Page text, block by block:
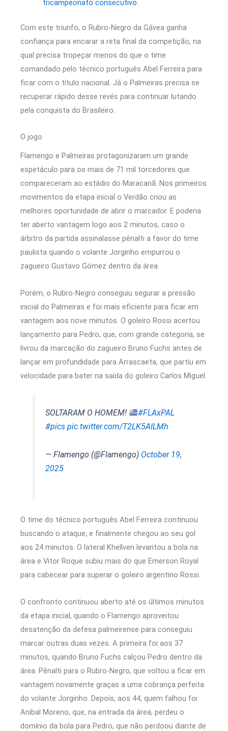
tricampeonato consecutivo.
Com este triunfo, o Rubro-Negro da Gávea ganha
confiança para encarar a reta final da competição, na
qual precisa tropeçar menos do que o time
comandado pelo técnico português Abel Ferreira para
ficar com o título nacional. Já o Palmeiras precisa se
recuperar rápido desse revés para continuar lutando
pela conquista do Brasileiro.
O jogo
Flamengo e Palmeiras protagonizaram um grande
espetáculo para os mais de 71 mil torcedores que
compareceram ao estádio do Maracanã. Nos primeiros
movimentos da etapa inicial o Verdão criou as
melhores oportunidade de abrir o marcador. E poderia
ter aberto vantagem logo aos 2 minutos, caso o
árbitro da partida assinalasse pênalti a favor do time
paulista quando o volante Jorginho empurrou o
zagueiro Gustavo Gómez dentro da área.
Porém, o Rubro-Negro conseguiu segurar a pressão
inicial do Palmeiras e foi mais eficiente para ficar em
vantagem aos nove minutos. O goleiro Rossi acertou
lançamento para Pedro, que, com grande categoria, se
livrou da marcação do zagueiro Bruno Fuchs antes de
lançar em profundidade para Arrascaeta, que partiu em
velocidade para bater na saída do goleiro Carlos Miguel.
SOLTARAM O HOMEM!
#FLAxPAL
#pics pic.twitter.com/T2LK5AILMh
— Flamengo (@Flamengo) October 19,
2025
O time do técnico português Abel Ferreira continuou
buscando o ataque, e finalmente chegou ao seu gol
aos 24 minutos. O lateral Khellven levantou a bola na
área e Vitor Roque subiu mais do que Emerson Royal
para cabecear para superar o goleiro argentino Rossi.
O confronto continuou aberto até os últimos minutos
da etapa inicial, quando o Flamengo aproveitou
desatenção da defesa palmeirense para conseguiu
marcar outras duas vezes. A primeira foi aos 37
minutos, quando Bruno Fuchs calçou Pedro dentro da
área. Pênalti para o Rubro-Negro, que voltou a ficar em
vantagem novamente graças a uma cobrança perfeita
do volante Jorginho. Depois, aos 44, quem falhou foi
Anibal Moreno, que, na entrada da área, perdeu o
domínio da bola para Pedro, que não perdoou diante de